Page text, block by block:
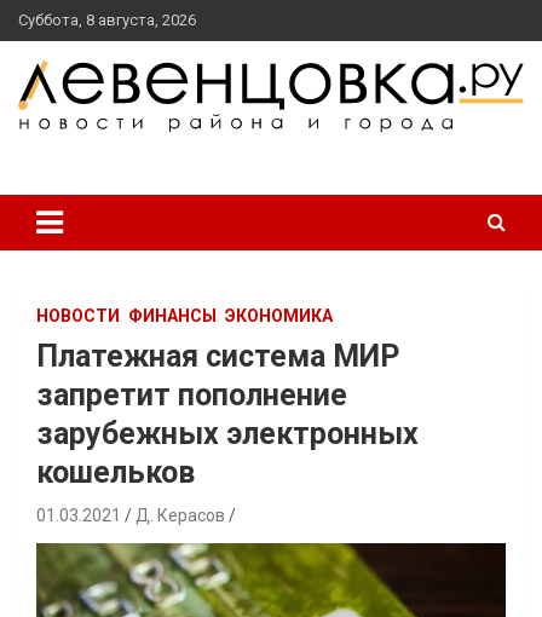
перейти
к
содержанию
Суббота, 8 августа, 2026
НОВОСТИ ФИНАНСЫ ЭКОНОМИКА
Платежная система МИР
запретит пополнение
зарубежных электронных
кошельков
01.03.2021 Д. Керасов